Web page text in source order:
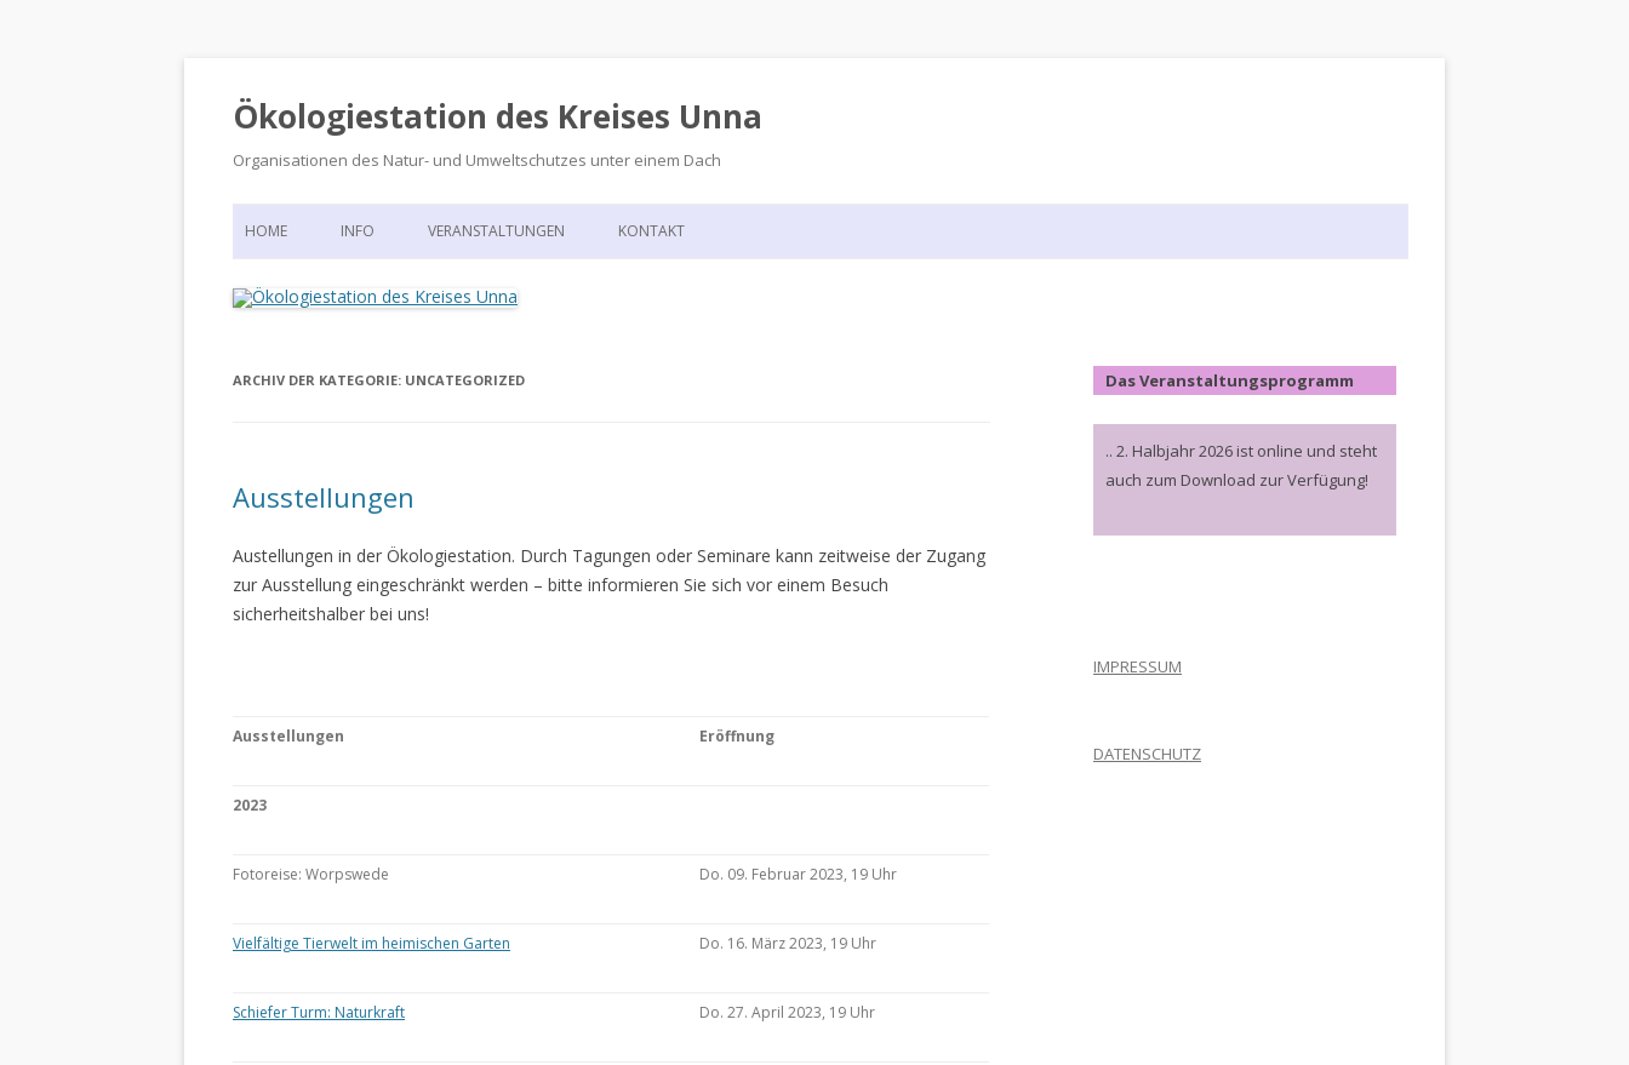
Ökologiestation des Kreises Unna
Organisationen des Natur- und Umweltschutzes unter einem Dach
Zum
HOME INFO VERANSTALTUNGEN KONTAKT
ARCHIV DER KATEGORIE: UNCATEGORIZED
Ausstellungen
Austellungen in der Ökologiestation. Durch Tagungen oder Seminare kann zeitweise der Zugang
zur Ausstellung eingeschränkt werden – bitte informieren Sie sich vor einem Besuch
sicherheitshalber bei uns!
Ausstellungen Eröffnung
2023
Fotoreise: Worpswede Do. 09. Februar 2023, 19 Uhr
Vielfältige Tierwelt im heimischen Garten Do. 16. März 2023, 19 Uhr
Schiefer Turm: Naturkraft Do. 27. April 2023, 19 Uhr
Das Veranstaltungsprogramm
.. 2. Halbjahr 2026 ist online und steht
auch zum Download zur Verfügung!
IMPRESSUM
DATENSCHUTZ